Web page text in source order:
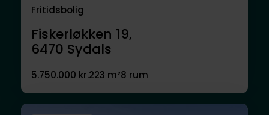
Fritidsbolig
Fiskerløkken 19,
6470 Sydals
5.750.000 kr.223 m²8 rum